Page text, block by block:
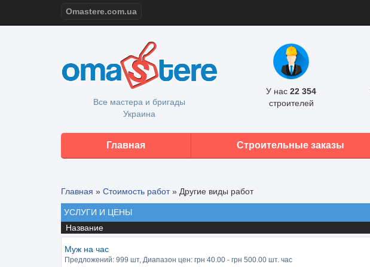
Omastere.com.ua
Все мастера и бригады
Украина
У нас 22 354
строителей
Главная Строительные заказы
Главная » Стоимость работ» Другие виды работ
УСЛУГИ И ЦЕНЫ
Название
Муж на час
Предложений: 999 шт, Диапазон цен: грн 40.00 - грн 500.00 шт. час